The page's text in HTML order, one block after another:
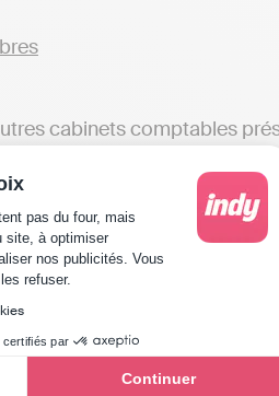
Consentement :
pas du four, mais
site, à optimiser
nos publicités. Vous
refuser.
certifiés par
Continuer
consent
cabinets comptables
d’un cabinet d’expert-
gérer soi-même sa
fiscales en toute
qui réaliseront